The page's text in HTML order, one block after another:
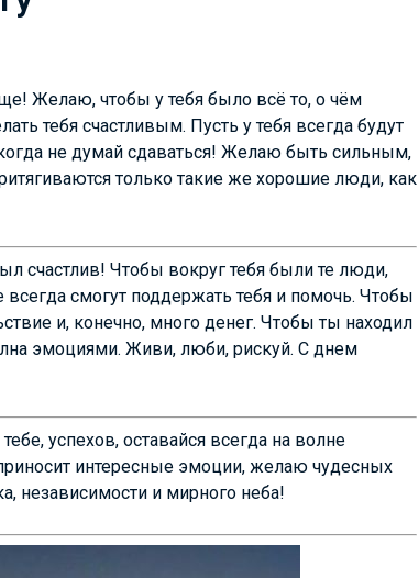
Желаю, чтобы у тебя было всё то, о чём
тебя счастливым. Пусть у тебя всегда будут
не думай сдаваться! Желаю быть сильным,
только такие же хорошие люди, как
счастлив! Чтобы вокруг тебя были те люди,
смогут поддержать тебя и помочь. Чтобы
и, конечно, много денег. Чтобы ты находил
эмоциями. Живи, люби, рискуй. С днем
успехов, оставайся всегда на волне
интересные эмоции, желаю чудесных
независимости и мирного неба!